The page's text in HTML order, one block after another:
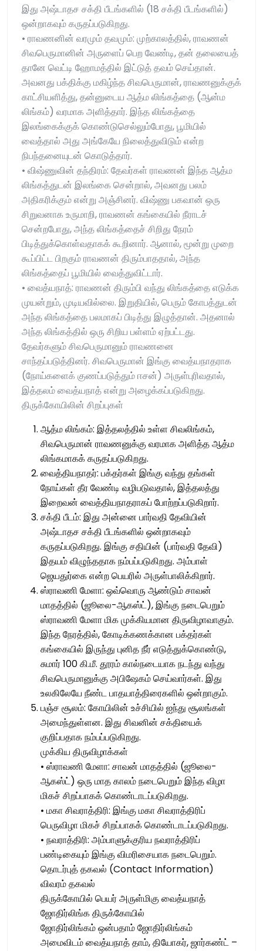
இது அஷ்டாதச சக்தி பீடங்களில் (18 சக்தி பீடங்களில்)
ஒன்றாகவும் கருதப்படுகிறது.
• ராவணனின் வரமும் தவமும்: முற்காலத்தில், ராவணன்
சிவபெருமானின் அருளைப் பெற வேண்டி, தன் தலையைத்
தானே வெட்டி ஹோமத்தில் இட்டுத் தவம் செய்தான்.
அவனது பக்திக்கு மகிழ்ந்த சிவபெருமான், ராவணனுக்குக்
காட்சியளித்து, தன்னுடைய ஆத்ம லிங்கத்தை (ஆன்ம
லிங்கம்) வரமாக அளித்தார். இந்த லிங்கத்தை
இலங்கைக்குக் கொண்டுசெல்லும்போது, பூமியில்
வைத்தால் அது அங்கேயே நிலைத்துவிடும் என்ற
நிபந்தனையுடன் கொடுத்தார்.
• விஷ்ணுவின் தந்திரம்: தேவர்கள் ராவணன் இந்த ஆத்ம
லிங்கத்துடன் இலங்கை சென்றால், அவனது பலம்
அதிகரிக்கும் என்று அஞ்சினர். விஷ்ணு பகவான் ஒரு
சிறுவனாக உருமாறி, ராவணன் கங்கையில் நீராடச்
சென்றபோது, அந்த லிங்கத்தைச் சிறிது நேரம்
பிடித்துக்கொள்வதாகக் கூறினார். ஆனால், மூன்று முறை
கூப்பிட்ட பிறகும் ராவணன் திரும்பாததால், அந்த
லிங்கத்தைப் பூமியில் வைத்துவிட்டார்.
• வைத்யநாத்: ராவணன் திரும்பி வந்து லிங்கத்தை எடுக்க
முயன்றும், முடியவில்லை. இறுதியில், பெரும் கோபத்துடன்
அந்த லிங்கத்தை பலமாகப் பிடித்து இழுத்தான். அதனால்
அந்த லிங்கத்தில் ஒரு சிறிய பள்ளம் ஏற்பட்டது.
தேவர்களும் சிவபெருமானும் ராவணனை
சாந்தப்படுத்தினர். சிவபெருமான் இங்கு வைத்யநாதராக
(நோய்களைக் குணப்படுத்தும் ஈசன்) அருள்புரிவதால்,
இத்தலம் வைத்யநாத் என்று அழைக்கப்படுகிறது.
திருக்கோயிலின் சிறப்புகள்
ஆத்ம லிங்கம்: இத்தலத்தில் உள்ள சிவலிங்கம்,
சிவபெருமான் ராவணனுக்கு வரமாக அளித்த ஆத்ம
லிங்கமாகக் கருதப்படுகிறது.
வைத்தியநாதர்: பக்தர்கள் இங்கு வந்து தங்கள்
நோய்கள் தீர வேண்டி வழிபடுவதால், இத்தலத்து
இறைவன் வைத்தியநாதராகப் போற்றப்படுகிறார்.
சக்தி பீடம்: இது அன்னை பார்வதி தேவியின்
அஷ்டாதச சக்தி பீடங்களில் ஒன்றாகவும்
கருதப்படுகிறது. இங்கு சதியின் (பார்வதி தேவி)
இதயம் விழுந்ததாக நம்பப்படுகிறது. அம்பாள்
ஜெயதுர்கை என்ற பெயரில் அருள்பாலிக்கிறார்.
ஸ்ராவணி மேளா: ஒவ்வொரு ஆண்டும் சாவன்
மாதத்தில் (ஜூலை-ஆகஸ்ட்), இங்கு நடைபெறும்
ஸ்ராவணி மேளா மிக முக்கியமான திருவிழாவாகும்.
இந்த நேரத்தில், கோடிக்கணக்கான பக்தர்கள்
கங்கையில் இருந்து புனித நீர் எடுத்துக்கொண்டு,
சுமார் 100 கி.மீ. தூரம் கால்நடையாக நடந்து வந்து
சிவபெருமானுக்கு அபிஷேகம் செய்வார்கள். இது
உலகிலேயே நீண்ட பாதயாத்திரைகளில் ஒன்றாகும்.
பஞ்ச சூலம்: கோயிலின் உச்சியில் ஐந்து சூலங்கள்
அமைந்துள்ளன. இது சிவனின் சக்தியைக்
குறிப்பதாக நம்பப்படுகிறது.
முக்கிய திருவிழாக்கள்
• ஸ்ராவணி மேளா: சாவன் மாதத்தில் (ஜூலை-
ஆகஸ்ட்) ஒரு மாத காலம் நடைபெறும் இந்த விழா
மிகச் சிறப்பாகக் கொண்டாடப்படுகிறது.
• மகா சிவராத்திரி: இங்கு மகா சிவராத்திரிப்
பெருவிழா மிகச் சிறப்பாகக் கொண்டாடப்படுகிறது.
• நவராத்திரி: அம்பாளுக்குரிய நவராத்திரிப்
பண்டிகையும் இங்கு விமரிசையாக நடைபெறும்.
தொடர்புத் தகவல் (Contact Information)
விவரம் தகவல்
திருக்கோயில் பெயர் அருள்மிகு வைத்யநாத்
ஜோதிர்லிங்க திருக்கோயில்
ஜோதிர்லிங்கம் ஒன்பதாம் ஜோதிர்லிங்கம்
அமைவிடம் வைத்யநாத் தாம், தியோகர், ஜார்கண்ட் –